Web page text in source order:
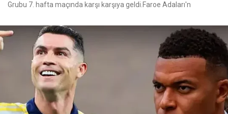
Grubu 7. hafta maçında karşı karşıya geldi.Faroe Adaları'n